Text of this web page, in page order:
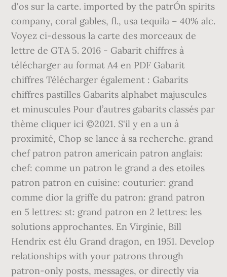
d'os sur la carte. imported by the patrÓn spirits
company, coral gables, fl., usa tequila – 40% alc.
Voyez ci-dessous la carte des morceaux de
lettre de GTA 5. 2016 - Gabarit chiffres à
télécharger au format A4 en PDF Gabarit
chiffres Télécharger également : Gabarits
chiffres pastilles Gabarits alphabet majuscules
et minuscules Pour d’autres gabarits classés par
thème cliquer ici ©2021. S'il y en a un à
proximité, Chop se lance à sa recherche. grand
chef patron patron americain patron anglais:
chef: comme un patron le grand a des etoiles
patron patron en cuisine: couturier: grand
comme dior la griffe du patron: grand patron
en 5 lettres: st: grand patron en 2 lettres: les
solutions approchantes. En Virginie, Bill
Hendrix est élu Grand dragon, en 1951. Develop
relationships with your patrons through
patron-only posts, messages, or directly via